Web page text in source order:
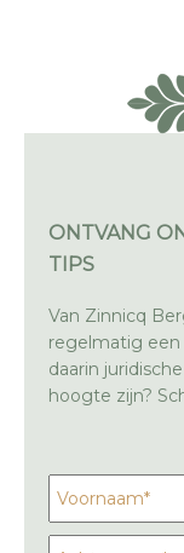
ONTVANG
TIPS
Van Zinnicq
regelmatig
daarin
hoogte zijn?